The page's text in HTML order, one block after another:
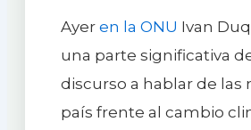
Ayer en la ONU Ivan
una parte significativa
discurso a hablar de las
país frente al cambio